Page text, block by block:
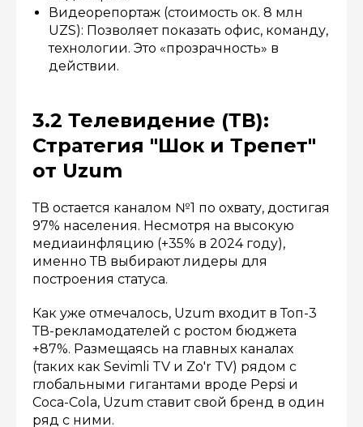
Видеорепортаж (стоимость ок. 8 млн
UZS): Позволяет показать офис, команду,
технологии. Это «прозрачность» в
действии.
3.2 Телевидение (ТВ):
Стратегия "Шок и Трепет"
от Uzum
ТВ остается каналом №1 по охвату, достигая
97% населения. Несмотря на высокую
медиаинфляцию (+35% в 2024 году),
именно ТВ выбирают лидеры для
построения статуса.
Как уже отмечалось, Uzum входит в Топ-3
ТВ-рекламодателей с ростом бюджета
+87%. Размещаясь на главных каналах
(таких как Sevimli TV и Zo'r TV) рядом с
глобальными гигантами вроде Pepsi и
Coca-Cola, Uzum ставит свой бренд в один
ряд с ними.